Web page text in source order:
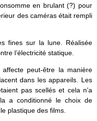
en brulant (?) pour
des caméras était rempli
fines sur la lune. Réalisée
l’électricité statique.
peut-être la manière
dans les appareils. Les
pas scellés et cela n’a
a conditionné le choix de
plastique des films.